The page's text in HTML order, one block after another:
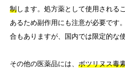
制します。処方薬として使用される
あるため副作用にも注意が必要です
合もありますが、国内では限定的な
その他の医薬品には、 ボツリヌス毒